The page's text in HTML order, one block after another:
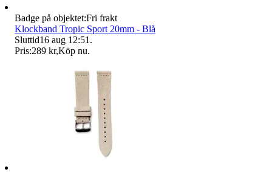
Badge på objektet:Fri frakt
Klockband Tropic Sport 20mm - Blå
Sluttid16 aug 12:51 .
Pris:289 kr,Köp nu.